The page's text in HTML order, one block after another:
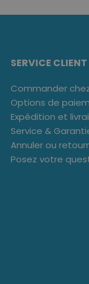
SERVICE CLIENT
Commander
Options de
Expédition et
Service &
Annuler ou
Posez votre